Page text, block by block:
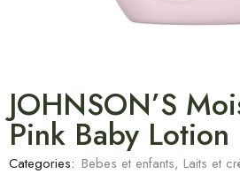
JOHNSON’S
Pink Baby
Categories: Bebes et enfants, Laits et